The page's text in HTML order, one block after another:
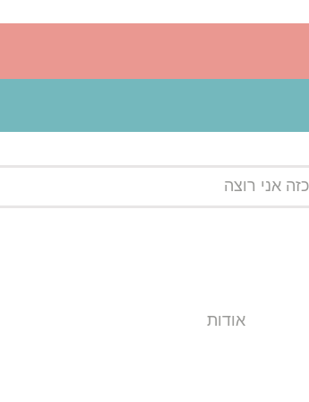
אודות